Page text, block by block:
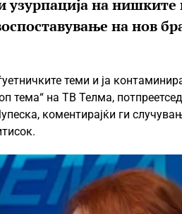
узурпација на
на нов
теми и ја
тема“ на ТВ Телма,
коментирајќи ги